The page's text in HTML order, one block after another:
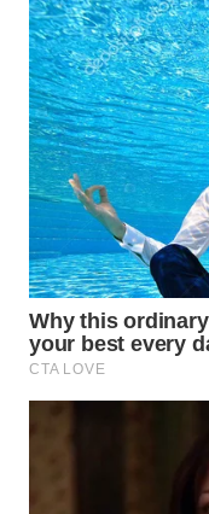
PAKPAK
WN
KARAWANG
WN
BEKASI
WN
BOGOR
WN
DEPOK